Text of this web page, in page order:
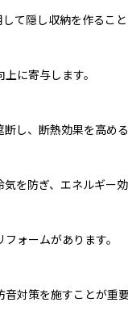
て隠し収納を作ること
に寄与します。
し、断熱効果を高める
を防ぎ、エネルギー
ォームがあります。
対策を施すことが重